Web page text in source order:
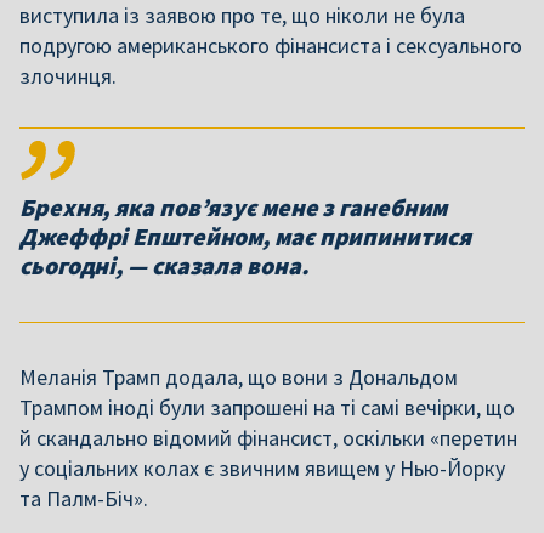
виступила із заявою про те, що ніколи не була
подругою американського фінансиста і сексуального
Брехня, яка пов’язує мене з ганебним
Джеффрі Епштейном, має припинитися
сьогодні, — сказала вона.
Меланія Трамп додала, що вони з Дональдом
Трампом іноді були запрошені на ті самі вечірки, що
й скандально відомий фінансист, оскільки «перетин
у соціальних колах є звичним явищем у Нью-Йорку
та Палм-Біч».